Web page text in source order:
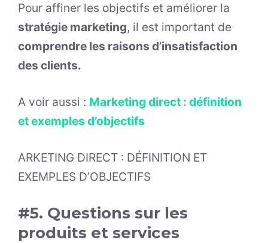
Pour affiner les objectifs et améliorer la
stratégie marketing, il est important de
comprendre les raisons d’insatisfaction
des clients.
A voir aussi : Marketing direct : définition
et exemples d’objectifs
ARKETING DIRECT : DÉFINITION ET
EXEMPLES D’OBJECTIFS
#5. Questions sur les
produits et services